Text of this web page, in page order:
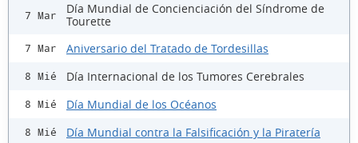
7 Mar
Día Mundial de Concienciación del Síndrome de
Tourette
7 Mar Aniversario del Tratado de Tordesillas
8 Mié Día Internacional de los Tumores Cerebrales
8 Mié Día Mundial de los Océanos
8 Mié Día Mundial contra la Falsificación y la Piratería